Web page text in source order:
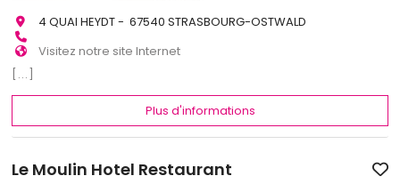
4 QUAI HEYDT - 67540 STRASBOURG-OSTWALD
Visitez notre site Internet
[...]
Plus d'informations
Le Moulin Hotel Restaurant